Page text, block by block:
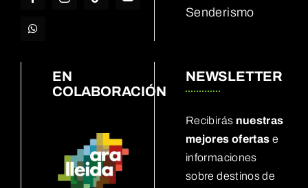
Senderismo
EN
COLABORACIÓN
NEWSLETTER
Recibirás nuestras
mejores ofertas e
informaciones
sobre destinos de